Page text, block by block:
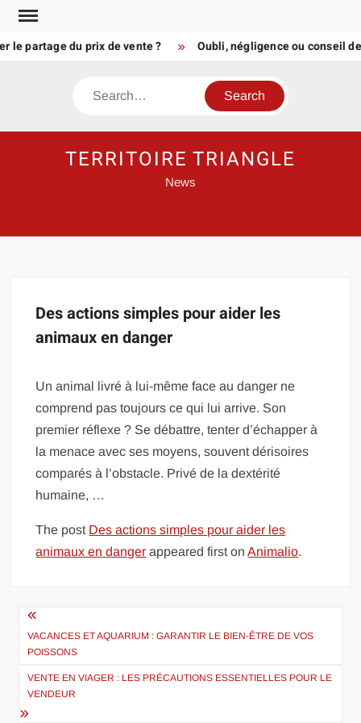
Skip
content
le partage du prix de vente ? Oubli, négligence ou conseil
Search
TERRITOIRE TRIANGLE
News
Des actions simples pour aider les
animaux en danger
Un animal livré à lui-même face au danger ne
comprend pas toujours ce qui lui arrive. Son
premier réflexe ? Se débattre, tenter d’échapper à
la menace avec ses moyens, souvent dérisoires
comparés à l’obstacle. Privé de la dextérité
humaine, …
The post Des actions simples pour aider les
animaux en danger appeared first onAnimalio.
Navigation
de
l’article
VACANCES ET AQUARIUM : GARANTIR LE BIEN-ÊTRE DE VOS
POISSONS
VENTE EN VIAGER : LES PRÉCAUTIONS ESSENTIELLES POUR LE
VENDEUR